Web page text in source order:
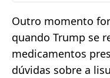
Outro momento
quando Trump se
medicamentos
dúvidas sobre a